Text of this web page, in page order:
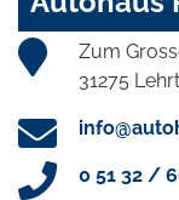
Zum
31275
0 51 32 /